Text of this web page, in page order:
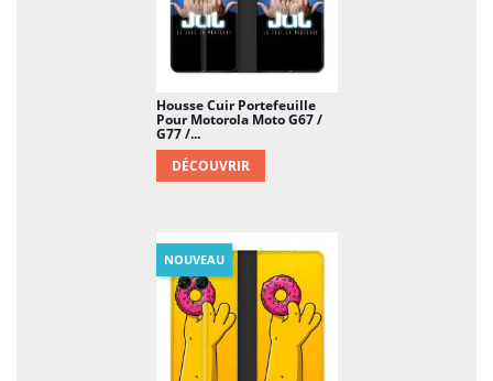
Housse Cuir Portefeuille
Pour Motorola Moto G67 /
G77 /...
DÉCOUVRIR
NOUVEAU